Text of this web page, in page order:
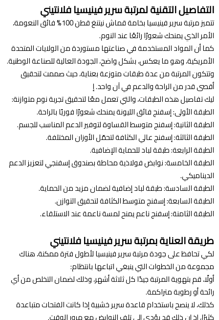
التفاصيل التقنية لمرتبة سرير فينيسيا فلانتيني
تتميز مرتبة سرير فينيسيا بخامة قماش نيتنغ قطن 100% فائق النعومة،
الأمر الذي يمنحك شعورًا رائعًا عند النوم.
كما أن المواد المستخدمة في صناعتها مستوردة من الولايات المتحدة
الأمريكية، وهو ما يعكس، بشكل واضح، الجودة العالية للصناعة الوطنية.
وتتكون المرتبة من عدة طبقات متوزعة بعناية، حيث صممت لتحقيق
أقصى قدر من الراحة والدعم في آن واحد. إ
ليك تفاصيل هذه الطبقات، والتي تعمل معًا لتحقيق تجربة نوم متوازنة:
الطبقة الأولى: إسفنج فائق الليونة يمنحك شعورًا فوريًا بالراحة.
الطبقة الثانية: إسفنج متوسط القساوة لتوفير الدعم المناسب للجسم.
الطبقة الثالثة: إسفنج عالي الكثافة لتحمّل الأوزان المختلفة.
الطبقة الرابعة: طبقة لباد للحماية الإضافية.
الطبقة الخامسة: نوابض فولاذية محاطة بصندوق إسفنجي لتعزيز الدعم
الديناميكي.
الطبقة السادسة: طبقة لباد إضافية لضمان مزيد من الحماية.
الطبقة السابعة: إسفنج متوسط الكثافة لتحقيق التوازن.
الطبقة الثامنة: إسفنج ناعم يمنح لمسة ناعمة عند الاستلقاء.
طريقة العناية بمرتبة سرير فينيسيا فلانتيني
لكي تحافظ على جودة مرتبة سرير فينيسيا لأطول فترة ممكنة، هناك
مجموعة من الخطوات التي ينبغي اتباعها بانتظام:
أولًا، قم بتهوية المرتبة جيدًا كل ثلاثة أشهر، وذلك لضمان التخلص من أي
رائحة أو رطوبة متراكمة.
كذلك، لا ينصح باستخدام قاعدة سرير خشبية إذا كانت الفتحات متباعدة